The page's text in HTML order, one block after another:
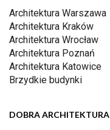
Architektura Warszawa
Architektura Kraków
Architektura Wrocław
Architektura Poznań
Architektura Katowice
Brzydkie budynki
DOBRA ARCHITEKTURA